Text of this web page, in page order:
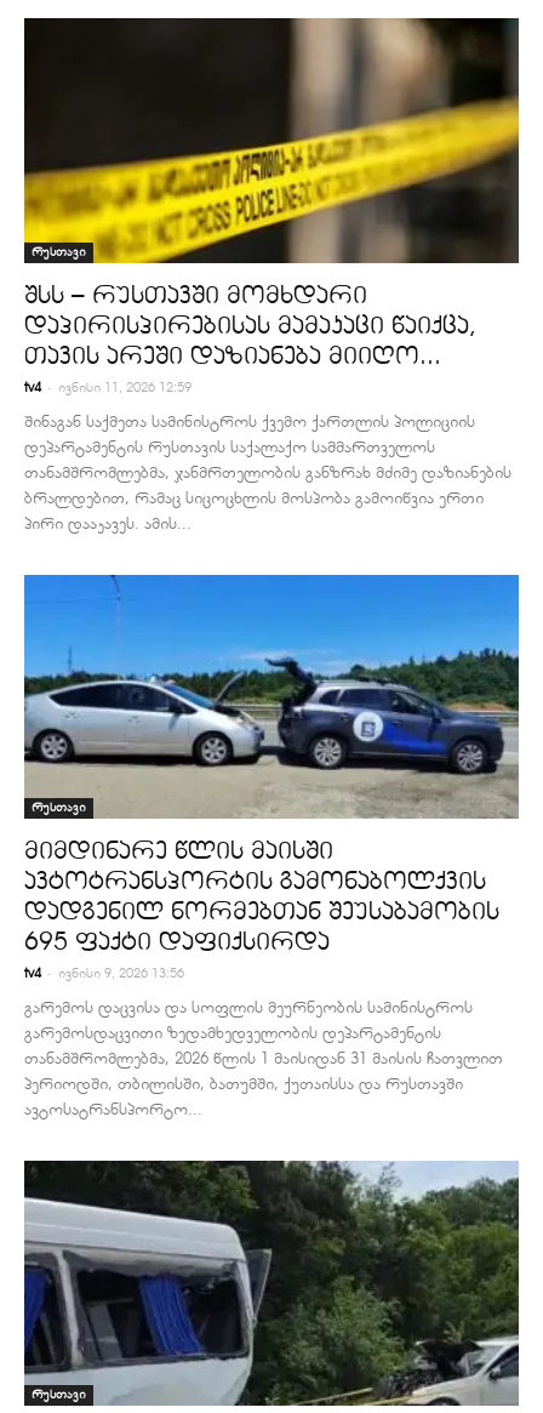
რუსთავი
შსს – რუსთავში მომხდარი
დაპირისპირებისას მამაკაცი წაიქცა,
თავის არეში დაზიანება მიიღო...
tv4 - ივნისი 11, 2026 12:59
შინაგან საქმეთა სამინისტროს ქვემო ქართლის პოლიციის
დეპარტამენტის რუსთავის საქალაქო სამმართველოს
თანამშრომლებმა, ჯანმრთელობის განზრახ მძიმე დაზიანების
ბრალდებით, რამაც სიცოცხლის მოსპობა გამოიწვია ერთი
პირი დააკავეს. ამის...
რუსთავი
მიმდინარე წლის მაისში
ავტოტრანსპორტის გამონაბოლქვის
დადგენილ ნორმებთან შეუსაბამობის
695 ფაქტი დაფიქსირდა
tv4 - ივნისი 9, 2026 13:56
გარემოს დაცვისა და სოფლის მეურნეობის სამინისტროს
გარემოსდაცვითი ზედამხედველობის დეპარტამენტის
თანამშრომლებმა, 2026 წლის 1 მაისიდან 31 მაისის ჩათვლით
პერიოდში, თბილისში, ბათუმში, ქუთაისსა და რუსთავში
ავტოსატრანსპორტო...
რუსთავი